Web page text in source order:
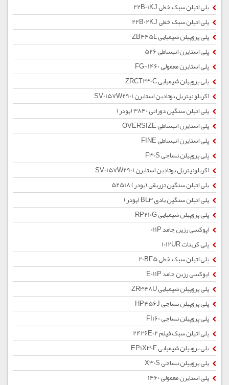
پلی اتیلن سبک خطی 22B01KJ
پلی اتیلن سبک خطی 22B02KJ
پلی پروپیلن شیمیایی ZB445L
پلی استایرن انبساطی 526
پلی استایرن معمولی 1460-FG
پلی پروپیلن شیمیایی ZRCT230C
اکریلو نیتریل بوتادین استایرن SV0157W2901
پلی اتیلن سنگین دورانی 3840 (پودر)
پلی استایرن انبساطی OVERSIZE
پلی استایرن انبساطی FINE
پلی پروپیلن نساجی F30S
اکریلونیتریل بوتادین استایرن SV0157W2901
پلی اتیلن سنگین تزریقی (پودر) 52518
پلی اتیلن سنگین بادی BL3 (پودر)
پلی پروپیلن شیمیایی RP210G
اپوکسی رزین جامد 011P
پلی کربنات 1012UR
پلی اتیلن سبک خطی 20BF5
اپوکسی رزین جامد E011P
پلی پروپیلن شیمیایی ZR348U
پلی پروپیلن نساجی HP456J
پلی پروپیلن نساجی FI160
پلی اتیلن سبک فیلم 2426E02
پلی پروپیلن شیمیایی EP1X30F
پلی پروپیلن نساجی X30S
پلی استایرن معمولی 1460